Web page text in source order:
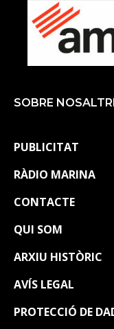
SOBRE
PUBLICITAT
RÀDIO MARINA
CONTACTE
QUI SOM
ARXIU HISTÒRIC
AVÍS LEGAL
PROTECCIÓ DE